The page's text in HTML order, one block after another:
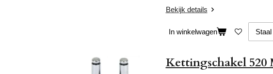
Bekijk details
In winkelwagen
Kettingschakel 520